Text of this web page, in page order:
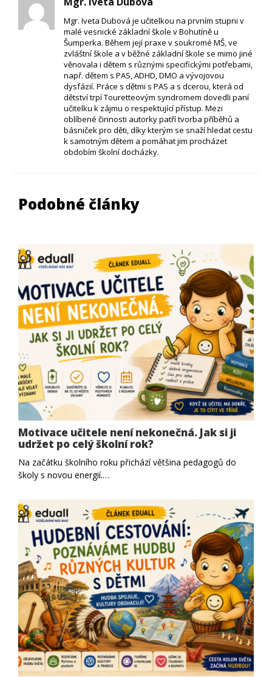
Mgr. Iveta Dubová je učitelkou na prvním stupni v
malé vesnické základní škole v Bohutíně u
Šumperka. Během její praxe v soukromé MŠ, ve
zvláštní škole a v běžné základní škole se mimo jiné
věnovala i dětem s různými specifickými potřebami,
např. dětem s PAS, ADHD, DMO a vývojovou
dysfázií. Práce s dětmi s PAS a s dcerou, která od
dětství trpí Touretteovým syndromem dovedli paní
učitelku k zájmu o respektující přístup. Mezi
oblíbené činnosti autorky patří tvorba příběhů a
básniček pro děti, díky kterým se snaží hledat cestu
k samotným dětem a pomáhat jim procházet
obdobím školní docházky.
Podobné články
Motivace učitele není nekonečná. Jak si ji
udržet po celý školní rok?
Na začátku školního roku přichází většina pedagogů do
školy s novou energií.…